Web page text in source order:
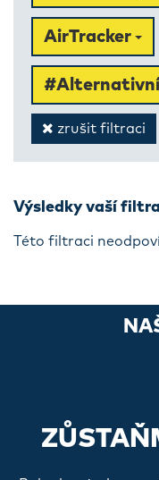
AirTracker
zrušit filtraci
Výsledky vaší
Této filtraci